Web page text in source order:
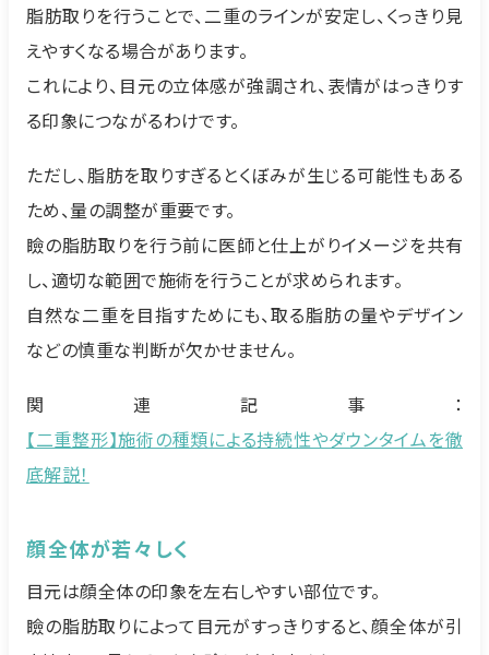
脂肪取りを行うことで、二重のラインが安定し、くっきり見
えやすくなる場合があります。
これにより、目元の立体感が強調され、表情がはっきりす
る印象につながるわけです。
ただし、脂肪を取りすぎるとくぼみが生じる可能性もある
ため、量の調整が重要です。
瞼の脂肪取りを行う前に医師と仕上がりイメージを共有
し、適切な範囲で施術を行うことが求められます。
自然な二重を目指すためにも、取る脂肪の量やデザイン
などの慎重な判断が欠かせません。
関連記事：
【二重整形】施術の種類による持続性やダウンタイムを徹
底解説！
顔全体が若々しく
目元は顔全体の印象を左右しやすい部位です。
瞼の脂肪取りによって目元がすっきりすると、顔全体が引